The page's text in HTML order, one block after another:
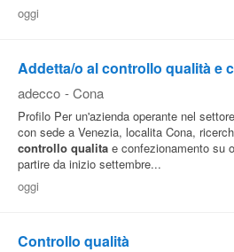
oggi
Addetta/o al controllo qualità e
adecco - Cona
Profilo Per un'azienda operante nel
con sede a Venezia, localita Cona,
controllo qualita e confezionamento su
partire da inizio settembre...
oggi
Controllo qualità